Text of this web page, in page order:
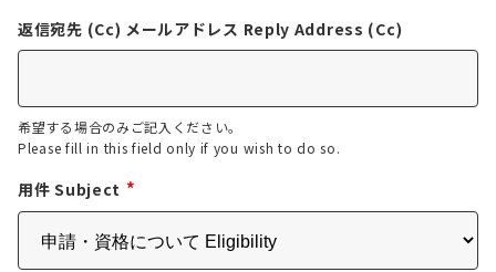
返信宛先 (Cc) メールアドレス Reply Address (Cc)
希望する場合のみご記入ください。
Please fill in this field only if you wish to do so.
用件 Subject *